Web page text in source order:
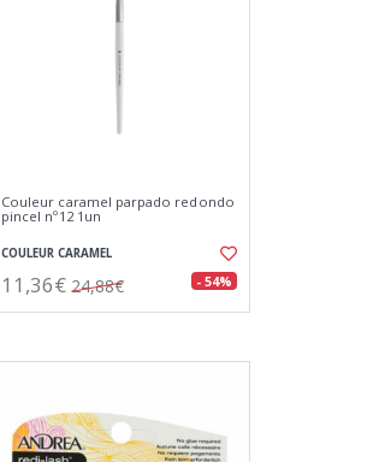
Couleur caramel parpado redondo
pincel nº12 1un
COULEUR CARAMEL
11,36€ 24,88€ - 54%